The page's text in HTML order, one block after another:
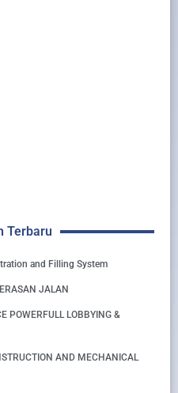
Terbaru
and Filling System
JALAN
POWERFULL LOBBYING &
AND MECHANICAL